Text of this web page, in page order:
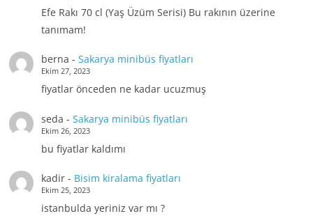
Efe Rakı 70 cl (Yaş Üzüm Serisi) Bu rakının üzerine
tanımam!
berna - Sakarya minibüs fiyatları
Ekim 27, 2023
fiyatlar önceden ne kadar ucuzmuş
seda - Sakarya minibüs fiyatları
Ekim 26, 2023
bu fiyatlar kaldımı
kadir- Bisim kiralama fiyatları
Ekim 25, 2023
istanbulda yeriniz var mı ?